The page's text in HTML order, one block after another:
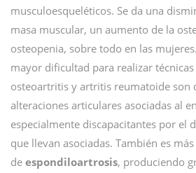
musculoesqueléticos. Se da una
masa muscular, un aumento de la
osteopenia, sobre todo en las
mayor dificultad para realizar técnicas
osteoartritis y artritis reumatoide son
alteraciones articulares asociadas al
especialmente discapacitantes por el
que llevan asociadas. También es
de espondiloartrosis, produciendo